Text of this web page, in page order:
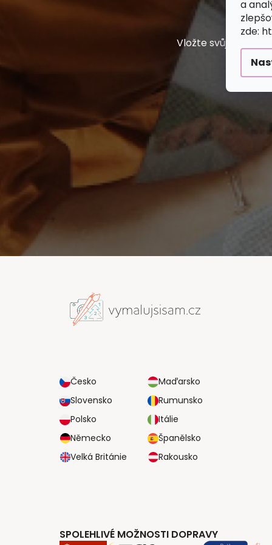
a
zde:
Vložte svůj e-mail
Česko
Maďarsko
Slovensko
Rumunsko
Polsko
Itálie
Německo
Španělsko
Velká Británie
Rakousko
SPOLEHLIVÉ MOŽNOSTI DOPRAVY